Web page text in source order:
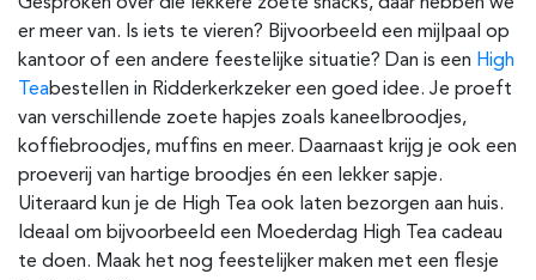
er meer van. Is iets te vieren? Bijvoorbeeld een mijlpaal op
kantoor of een andere feestelijke situatie? Dan is een High
Teabestellen in Ridderkerkzeker een goed idee. Je proeft
van verschillende zoete hapjes zoals kaneelbroodjes,
koffiebroodjes, muffins en meer. Daarnaast krijg je ook een
proeverij van hartige broodjes én een lekker sapje.
Uiteraard kun je de High Tea ook laten bezorgen aan huis.
Ideaal om bijvoorbeeld een Moederdag High Tea cadeau
te doen. Maak het nog feestelijker maken met een flesje